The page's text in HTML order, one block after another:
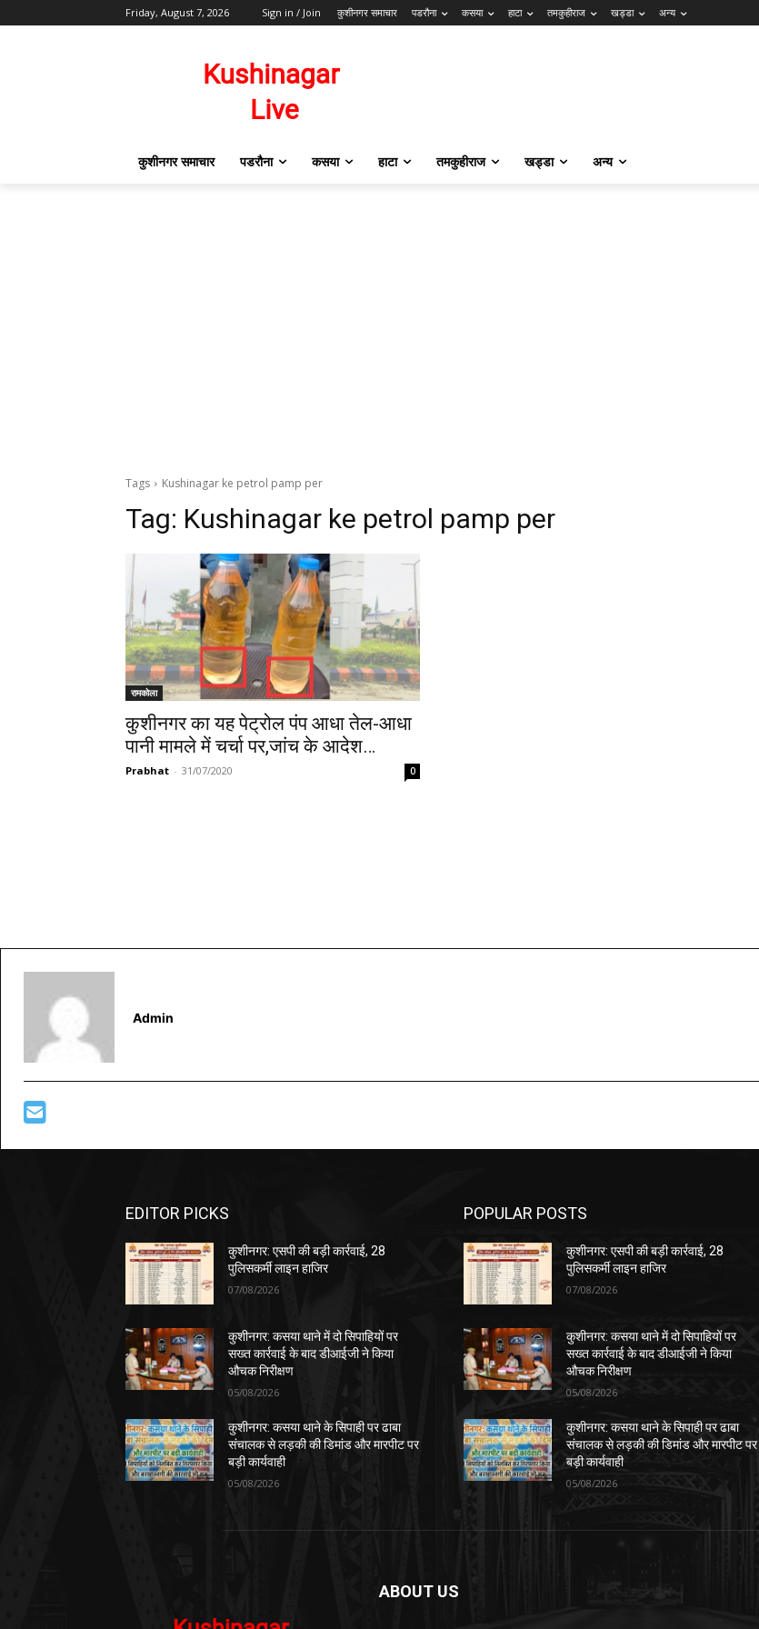
Friday, August 7, 2026 Sign in / Join कुशीनगर समाचार पडरौना कसया हाटा तमकुहीराज खड्डा अन्य
कुशीनगर समाचार पडरौना कसया हाटा तमकुहीराज खड्डा अन्य
Tags Kushinagar ke petrol pamp per
Tag: Kushinagar ke petrol pamp per
रामकोला
कुशीनगर का यह पेट्रोल पंप आधा तेल-आधा
पानी मामले में चर्चा पर,जांच के आदेश…
Prabhat - 31/07/2020 0
Admin
EDITOR PICKS
कुशीनगर: एसपी की बड़ी कार्रवाई, 28
पुलिसकर्मी लाइन हाजिर
07/08/2026
कुशीनगर: कसया थाने में दो सिपाहियों पर
सख्त कार्रवाई के बाद डीआईजी ने किया
औचक निरीक्षण
05/08/2026
कुशीनगर: कसया थाने के सिपाही पर ढाबा
संचालक से लड़की की डिमांड और मारपीट पर
बड़ी कार्यवाही
05/08/2026
POPULAR POSTS
कुशीनगर: एसपी की बड़ी कार्रवाई, 28
पुलिसकर्मी लाइन हाजिर
07/08/2026
कुशीनगर: कसया थाने में दो सिपाहियों पर
सख्त कार्रवाई के बाद डीआईजी ने किया
औचक निरीक्षण
05/08/2026
कुशीनगर: कसया थाने के सिपाही पर ढाबा
संचालक से लड़की की डिमांड और मारपीट पर
बड़ी कार्यवाही
05/08/2026
ABOUT US